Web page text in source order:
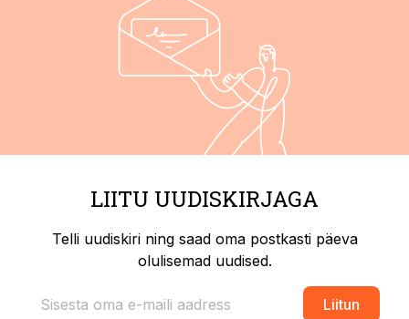
LIITU UUDISKIRJAGA
Telli uudiskiri ning saad oma postkasti päeva
olulisemad uudised.
Liitun